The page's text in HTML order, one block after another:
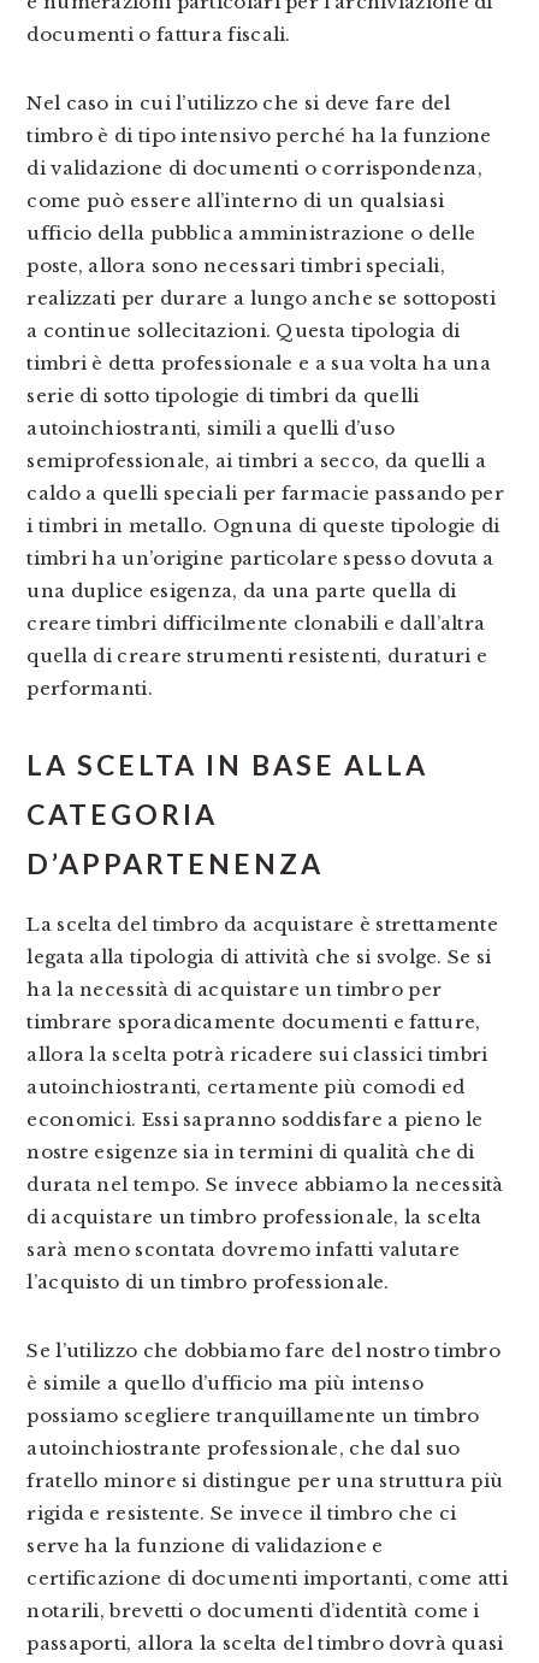
documenti o fattura fiscali.
Nel caso in cui l’utilizzo che si deve fare del
timbro è di tipo intensivo perché ha la funzione
di validazione di documenti o corrispondenza,
come può essere all’interno di un qualsiasi
ufficio della pubblica amministrazione o delle
poste, allora sono necessari timbri speciali,
realizzati per durare a lungo anche se sottoposti
a continue sollecitazioni. Questa tipologia di
timbri è detta professionale e a sua volta ha una
serie di sotto tipologie di timbri da quelli
autoinchiostranti, simili a quelli d’uso
semiprofessionale, ai timbri a secco, da quelli a
caldo a quelli speciali per farmacie passando per
i timbri in metallo. Ognuna di queste tipologie di
timbri ha un’origine particolare spesso dovuta a
una duplice esigenza, da una parte quella di
creare timbri difficilmente clonabili e dall’altra
quella di creare strumenti resistenti, duraturi e
performanti.
LA SCELTA IN BASE ALLA
CATEGORIA
D’APPARTENENZA
La scelta del timbro da acquistare è strettamente
legata alla tipologia di attività che si svolge. Se si
ha la necessità di acquistare un timbro per
timbrare sporadicamente documenti e fatture,
allora la scelta potrà ricadere sui classici timbri
autoinchiostranti, certamente più comodi ed
economici. Essi sapranno soddisfare a pieno le
nostre esigenze sia in termini di qualità che di
durata nel tempo. Se invece abbiamo la necessità
di acquistare un timbro professionale, la scelta
sarà meno scontata dovremo infatti valutare
l’acquisto di un timbro professionale.
Se l’utilizzo che dobbiamo fare del nostro timbro
è simile a quello d’ufficio ma più intenso
possiamo scegliere tranquillamente un timbro
autoinchiostrante professionale, che dal suo
fratello minore si distingue per una struttura più
rigida e resistente. Se invece il timbro che ci
serve ha la funzione di validazione e
certificazione di documenti importanti, come atti
notarili, brevetti o documenti d’identità come i
passaporti, allora la scelta del timbro dovrà quasi